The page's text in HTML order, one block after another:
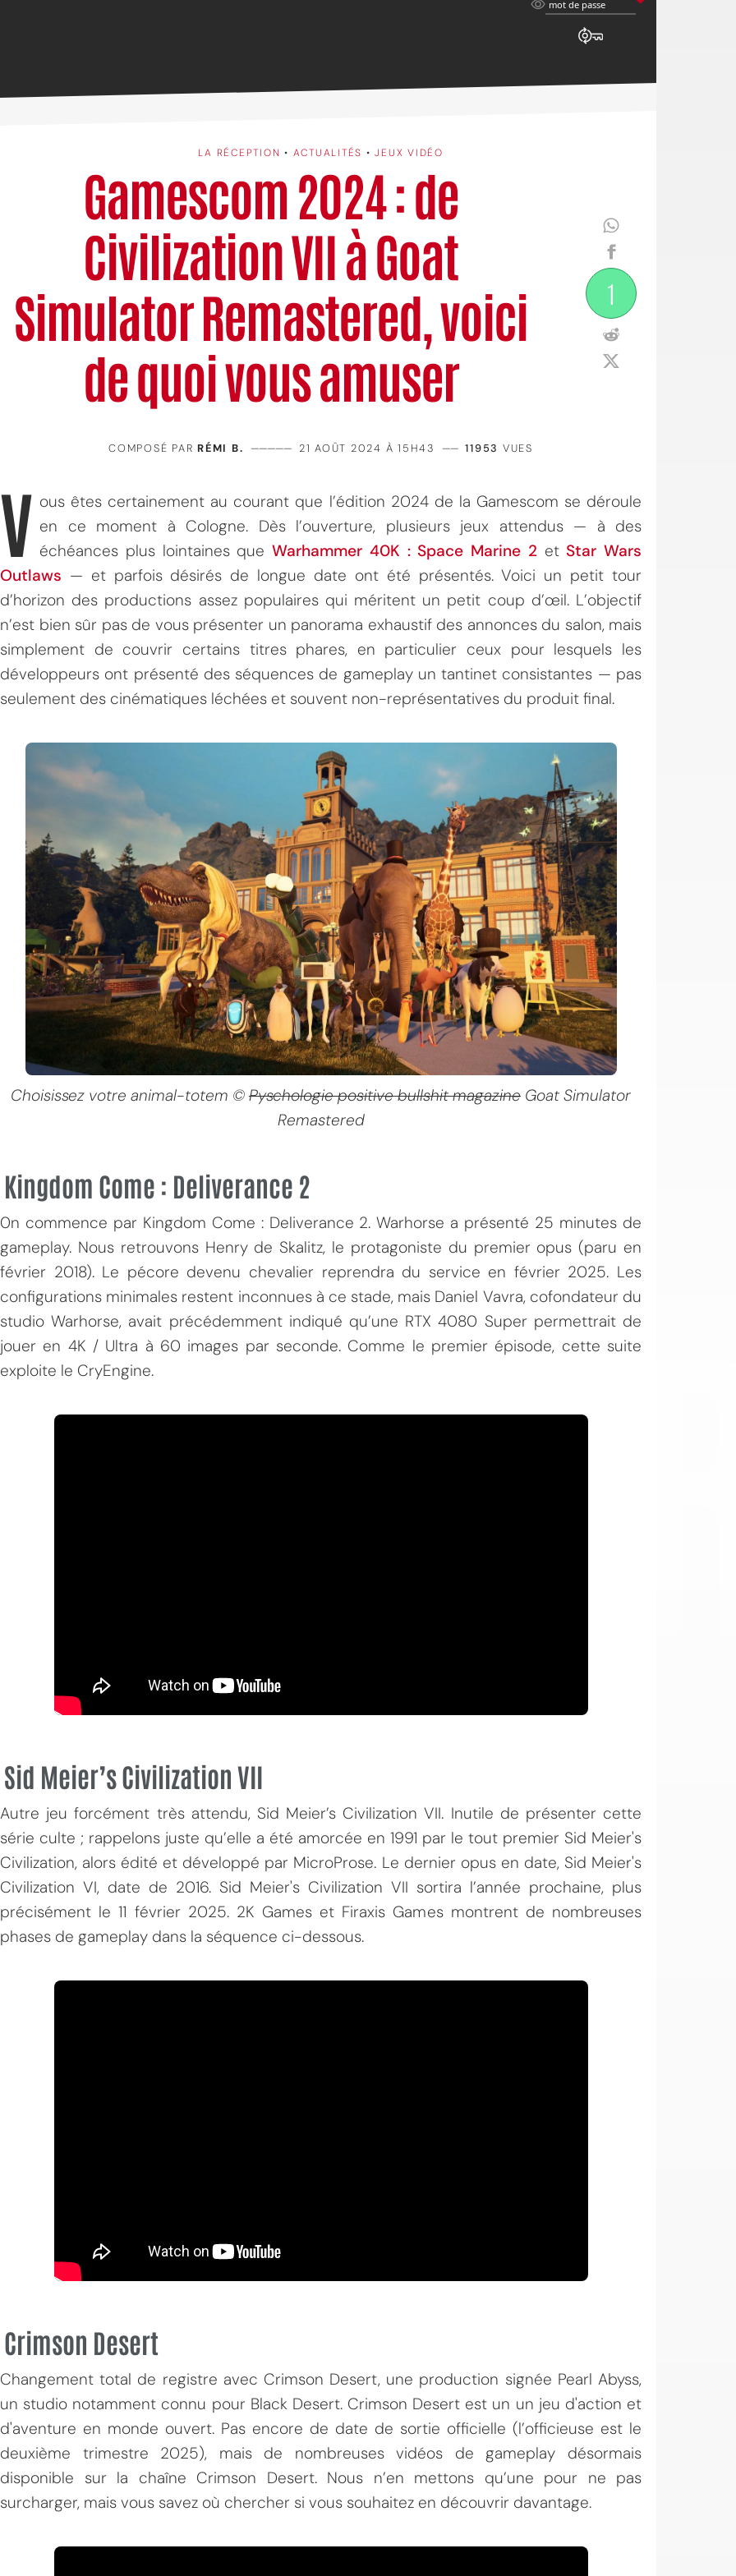
mot de passe
LA RÉCEPTION • ACTUALITÉS •JEUX VIDÉO
Gamescom 2024 : de
Civilization VII à Goat
Simulator Remastered, voici
de quoi vous amuser
1
COMPOSÉ PARRÉMI B. ————— 21 AOÛT 2024 À 15H43 —— 11953 VUES
V ous êtes certainement au courant que l’édition 2024 de la Gamescom se déroule
en ce moment à Cologne. Dès l’ouverture, plusieurs jeux attendus — à des
échéances plus lointaines que Warhammer 40K : Space Marine 2et Star Wars
Outlaws — et parfois désirés de longue date ont été présentés. Voici un petit tour
d’horizon des productions assez populaires qui méritent un petit coup d’œil. L’objectif
n’est bien sûr pas de vous présenter un panorama exhaustif des annonces du salon, mais
simplement de couvrir certains titres phares, en particulier ceux pour lesquels les
développeurs ont présenté des séquences de gameplay un tantinet consistantes — pas
seulement des cinématiques léchées et souvent non-représentatives du produit final.
Choisissez votre animal-totem © Pyschologie positive bullshit magazine Goat Simulator
Remastered
Kingdom Come : Deliverance 2
0n commence par Kingdom Come : Deliverance 2. Warhorse a présenté 25 minutes de
gameplay. Nous retrouvons Henry de Skalitz, le protagoniste du premier opus (paru en
février 2018). Le pécore devenu chevalier reprendra du service en février 2025. Les
configurations minimales restent inconnues à ce stade, mais Daniel Vavra, cofondateur du
studio Warhorse, avait précédemment indiqué qu’une RTX 4080 Super permettrait de
jouer en 4K / Ultra à 60 images par seconde. Comme le premier épisode, cette suite
exploite le CryEngine.
Sid Meier’s Civilization VII
Autre jeu forcément très attendu, Sid Meier’s Civilization VII. Inutile de présenter cette
série culte ; rappelons juste qu’elle a été amorcée en 1991 par le tout premier Sid Meier's
Civilization, alors édité et développé par MicroProse. Le dernier opus en date, Sid Meier's
Civilization VI, date de 2016. Sid Meier's Civilization VII sortira l’année prochaine, plus
précisément le 11 février 2025. 2K Games et Firaxis Games montrent de nombreuses
phases de gameplay dans la séquence ci-dessous.
Crimson Desert
Changement total de registre avec Crimson Desert, une production signée Pearl Abyss,
un studio notamment connu pour Black Desert. Crimson Desert est un un jeu d'action et
d'aventure en monde ouvert. Pas encore de date de sortie officielle (l’officieuse est le
deuxième trimestre 2025), mais de nombreuses vidéos de gameplay désormais
disponible sur la chaîne Crimson Desert. Nous n’en mettons qu’une pour ne pas
surcharger, mais vous savez où chercher si vous souhaitez en découvrir davantage.